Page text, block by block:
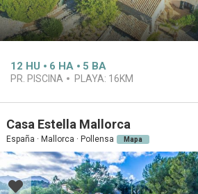
12 HU 6 HA 5 BA
PR. PISCINA PLAYA: 16KM
Casa Estella Mallorca
España · Mallorca · Pollensa Mapa